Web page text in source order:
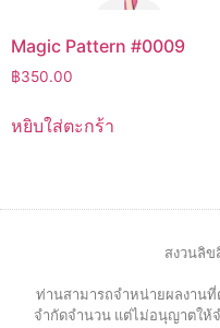
Magic Pattern #0009
฿350.00
หยิบใส่ตะกร้า
สงวนลิ
ท่านสามารถจำหน่ายผลงานที่
จำกัดจำนวน แต่ไม่อนุญาตให้